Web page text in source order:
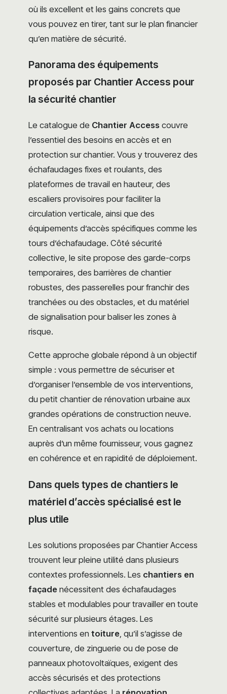
où ils excellent et les gains concrets que
vous pouvez en tirer, tant sur le plan financier
qu’en matière de sécurité.
Panorama des équipements
proposés par Chantier Access pour
la sécurité chantier
Le catalogue de Chantier Access couvre
l’essentiel des besoins en accès et en
protection sur chantier. Vous y trouverez des
échafaudages fixes et roulants, des
plateformes de travail en hauteur, des
escaliers provisoires pour faciliter la
circulation verticale, ainsi que des
équipements d’accès spécifiques comme les
tours d’échafaudage. Côté sécurité
collective, le site propose des garde-corps
temporaires, des barrières de chantier
robustes, des passerelles pour franchir des
tranchées ou des obstacles, et du matériel
de signalisation pour baliser les zones à
risque.
Cette approche globale répond à un objectif
simple : vous permettre de sécuriser et
d’organiser l’ensemble de vos interventions,
du petit chantier de rénovation urbaine aux
grandes opérations de construction neuve.
En centralisant vos achats ou locations
auprès d’un même fournisseur, vous gagnez
en cohérence et en rapidité de déploiement.
Dans quels types de chantiers le
matériel d’accès spécialisé est le
plus utile
Les solutions proposées par Chantier Access
trouvent leur pleine utilité dans plusieurs
contextes professionnels. Les chantiers en
façade nécessitent des échafaudages
stables et modulables pour travailler en toute
sécurité sur plusieurs étages. Les
interventions en toiture , qu’il s’agisse de
couverture, de zinguerie ou de pose de
panneaux photovoltaïques, exigent des
accès sécurisés et des protections